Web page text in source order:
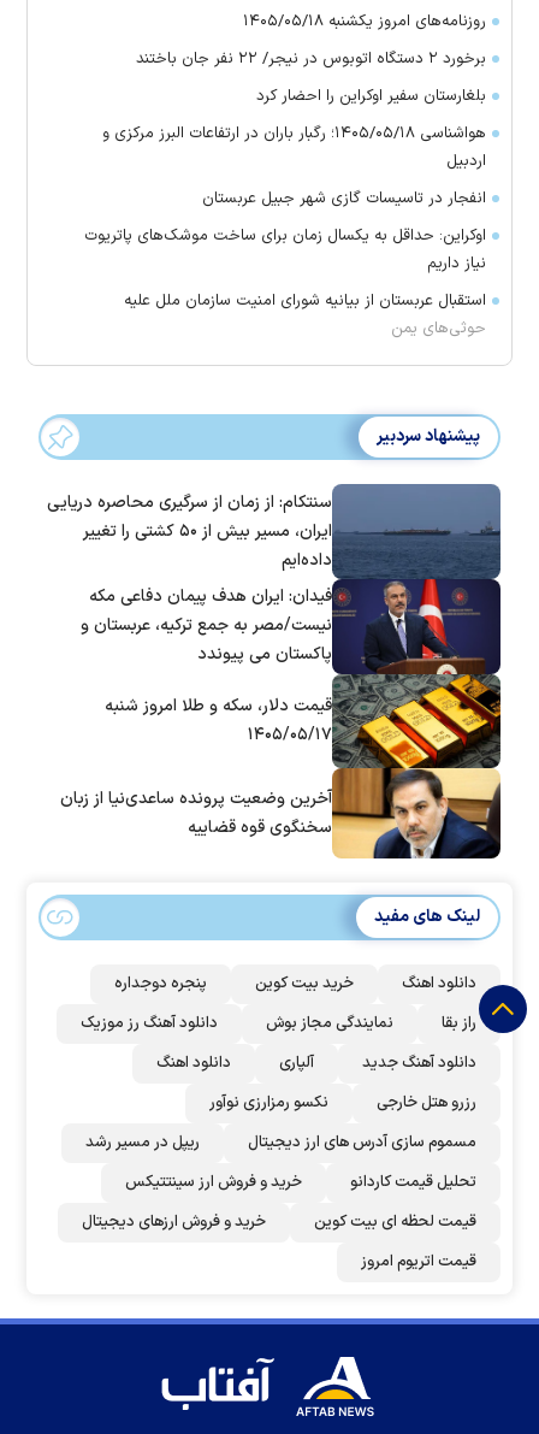
روزنامه‌های امروز یکشنبه ۱۴۰۵/۰۵/۱۸
برخورد ۲ دستگاه اتوبوس در نیجر/ ۲۲ نفر جان باختند
بلغارستان سفیر اوکراین را احضار کرد
هواشناسی ۱۴۰۵/۰۵/۱۸؛ رگبار باران در ارتفاعات البرز مرکزی و
اردبیل
انفجار در تاسیسات گازی شهر جبیل عربستان
اوکراین: حداقل به یکسال زمان برای ساخت موشک‌های پاتریوت
نیاز داریم
استقبال عربستان از بیانیه شورای امنیت سازمان ملل علیه
حوثی‌های یمن
پیشنهاد سردبیر
سنتکام: از زمان از سرگیری محاصره دریایی
ایران، مسیر بیش از ۵۰ کشتی را تغییر
داده‌ایم
فیدان: ایران هدف پیمان دفاعی مکه
نیست/مصر به جمع ترکیه، عربستان و
پاکستان می پیوندد
قیمت دلار، سکه و طلا امروز شنبه
۱۴۰۵/۰۵/۱۷
آخرین وضعیت پرونده ساعدی‌نیا از زبان
سخنگوی قوه قضاییه
لینک های مفید
دانلود اهنگ خرید بیت کوین
پنجره دوجداره
راز بقا
نمایندگی مجاز بوش
دانلود آهنگ رز‌ موزیک
دانلود آهنگ جدید
آلپاری
دانلود اهنگ
رزرو هتل خارجی
نکسو رمزارزی نوآور
مسموم سازی آدرس های ارز دیجیتال
ریپل در مسیر رشد
تحلیل قیمت کاردانو
خرید و فروش ارز سینتتیکس
قیمت لحظه ای بیت کوین
خرید و فروش ارزهای دیجیتال
قیمت اتریوم امروز